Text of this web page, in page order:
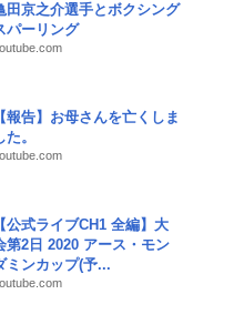
田京之介選手とボクシング
パーリング
【報告】お母さんを亡くしま
た。
【公式ライブCH1 全編】大
第2日 2020 アース・モン
ミンカップ(予...